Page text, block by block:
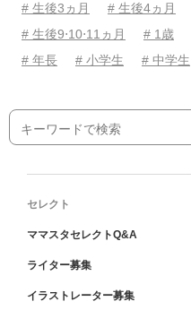
# 生後3ヵ月
# 生後4ヵ月
# 生後9⋅10⋅11ヵ月
# 1歳
# 年長
# 小学生 # 中学生
セレクト
ママスタセレクトQ&A
ライター募集
イラストレーター募集